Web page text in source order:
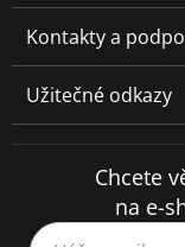
Kontakty a
Užitečné odkazy
Chcete
na e-
Váš e-mail